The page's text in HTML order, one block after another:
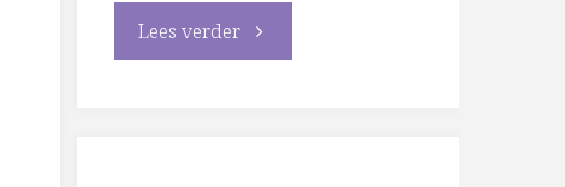
Lees verder"Programma